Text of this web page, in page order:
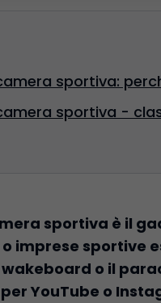
sportiva:
sportiva -
sportiva è il
imprese sportive
o il
YouTube o